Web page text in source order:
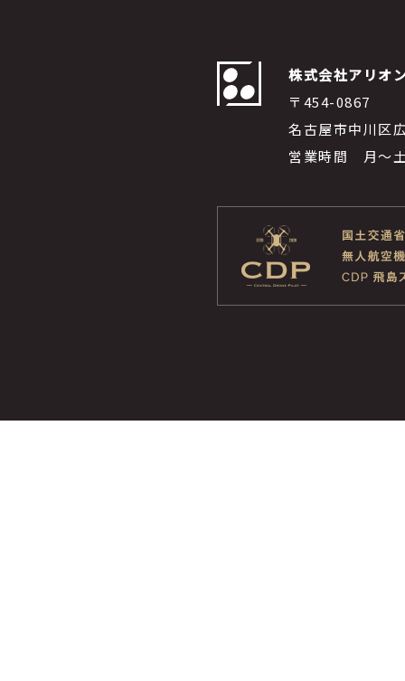
株式会社アリオ
〒454-0867
名古屋市中川区
営業時間 月～